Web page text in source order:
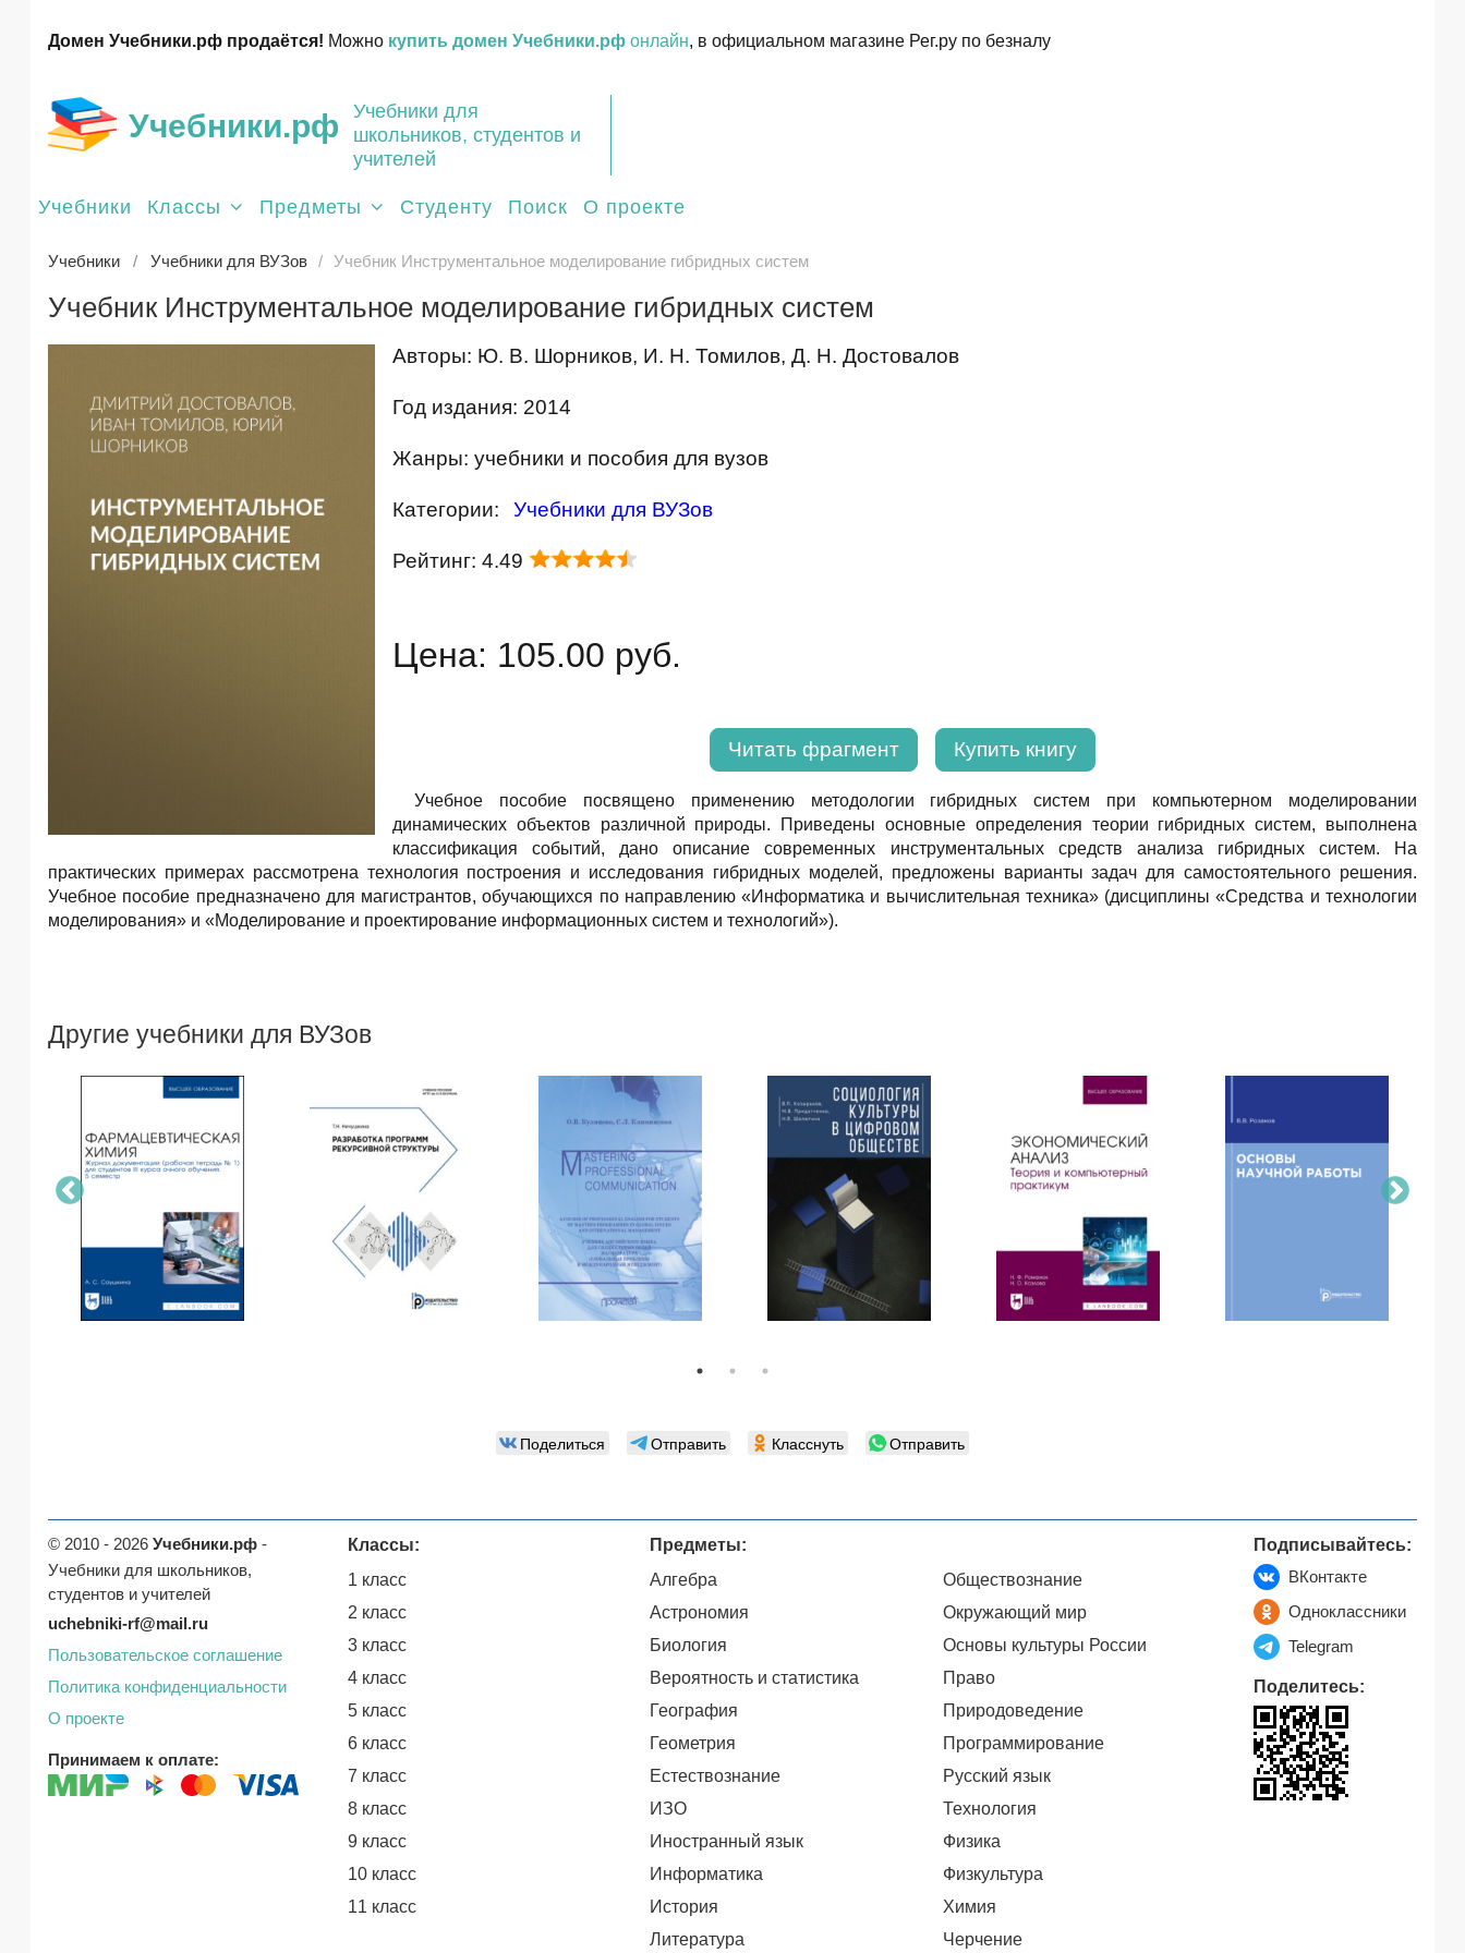
Домен Учебники.рф продаётся! Можно купить домен Учебники.рф онлайн, в официальном магазине Рег.ру по безналу
Учебники.рф
Учебники для
школьников, студентов и
учителей
Учебники Классы Предметы Студенту Поиск О проекте
Учебники Учебники для ВУЗов Учебник Инструментальное моделирование гибридных систем
Учебник Инструментальное моделирование гибридных систем
Авторы: Ю. В. Шорников, И. Н. Томилов, Д. Н. Достовалов
Год издания: 2014
Жанры: учебники и пособия для вузов
Категории: Учебники для ВУЗов
Рейтинг: 4.49
Цена: 105.00 руб.
Читать фрагмент Купить книгу
Учебное пособие посвящено применению методологии гибридных систем при компьютерном моделировании
динамических объектов различной природы. Приведены основные определения теории гибридных систем, выполнена
классификация событий, дано описание современных инструментальных средств анализа гибридных систем. На
практических примерах рассмотрена технология построения и исследования гибридных моделей, предложены варианты задач для самостоятельного решения.
Учебное пособие предназначено для магистрантов, обучающихся по направлению «Информатика и вычислительная техника» (дисциплины «Средства и технологии
моделирования» и «Моделирование и проектирование информационных систем и технологий»).
Другие учебники для ВУЗов
Поделиться Отправить Класснуть Отправить
© 2010 - 2026 Учебники.рф -
Учебники для школьников,
студентов и учителей
uchebniki-rf@mail.ru
Пользовательское соглашение
Политика конфиденциальности
О проекте
Принимаем к оплате:
Классы:
1 класс
2 класс
3 класс
4 класс
5 класс
6 класс
7 класс
8 класс
9 класс
10 класс
11 класс
Предметы:
Алгебра
Астрономия
Биология
Вероятность и статистика
География
Геометрия
Естествознание
ИЗО
Иностранный язык
Информатика
История
Литература
Обществознание
Окружающий мир
Основы культуры России
Право
Природоведение
Программирование
Русский язык
Технология
Физика
Физкультура
Химия
Черчение
Подписывайтесь:
ВКонтакте
Одноклассники
Telegram
Поделитесь: